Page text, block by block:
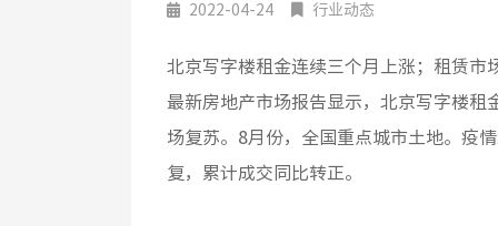
2022-04-24 行业动态
北京写字楼租金连续三个月上涨；租赁市场复苏。 壳牌研
最新房地产市场报告显示，北京写字楼租
场复苏。8月份，全国重点城市土地。疫
复，累计成交同比转正。